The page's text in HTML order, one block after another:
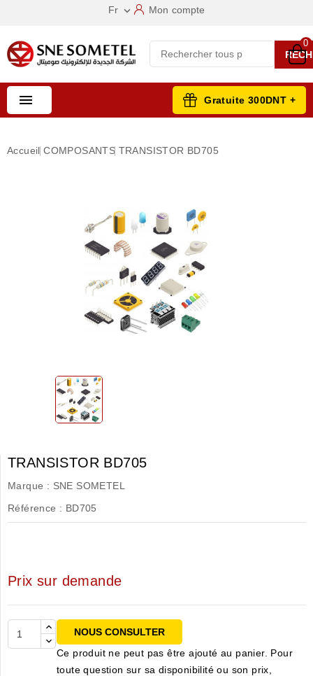
Fr  Mon compte
0
 Gratuite 300DNT +
Accueil COMPOSANTS TRANSISTOR BD705
TRANSISTOR BD705
Marque : SNE SOMETEL
Référence : BD705
Prix sur demande
NOUS CONSULTER
Ce produit ne peut pas être ajouté au panier. Pour
toute question sur sa disponibilité ou son prix,